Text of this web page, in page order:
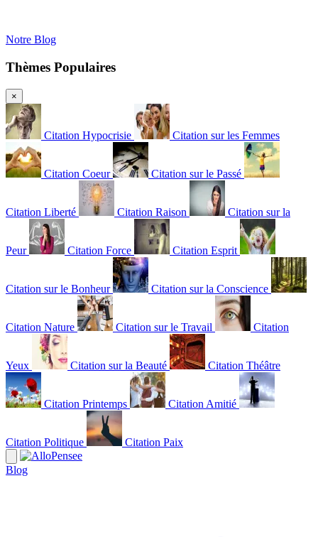
Notre Blog
Thèmes Populaires
×
Citation Hypocrisie Citation sur les Femmes
Citation Coeur Citation sur le Passé
Citation Liberté Citation Raison Citation sur la
Peur Citation Force Citation Esprit
Citation sur le Bonheur Citation sur la Conscience
Citation Nature Citation sur le Travail Citation
Yeux Citation sur la Beauté Citation Théâtre
Citation Printemps Citation Amitié
Citation Politique Citation Paix
Blog